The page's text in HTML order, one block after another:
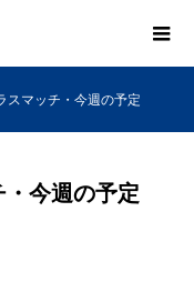
スマッチ・今週の予定
・今週の予定